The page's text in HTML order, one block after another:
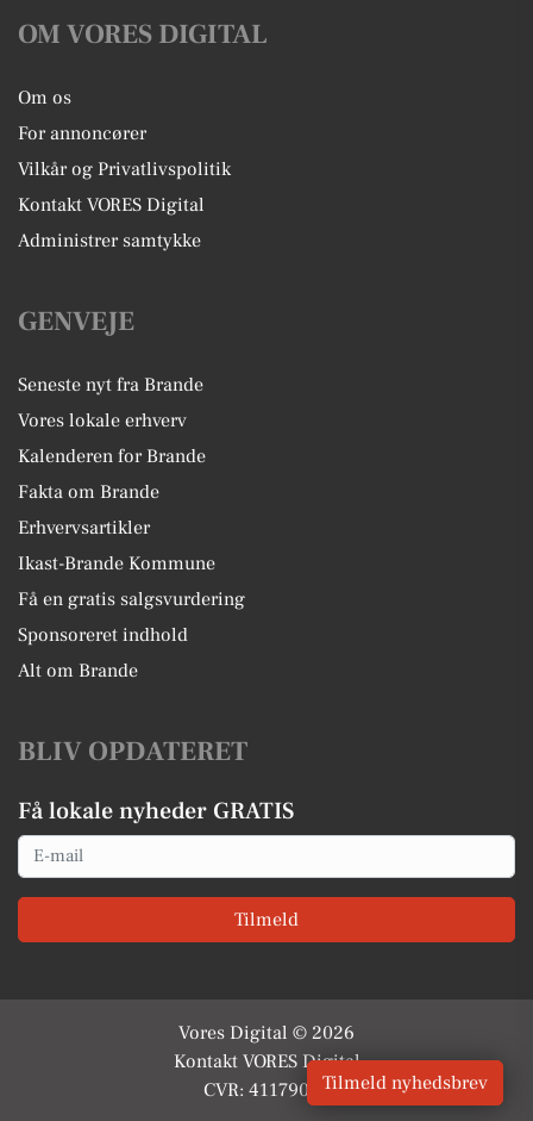
OM VORES DIGITAL
Om os
For annoncører
Vilkår og Privatlivspolitik
Kontakt VORES Digital
Administrer samtykke
GENVEJE
Seneste nyt fra Brande
Vores lokale erhverv
Kalenderen for Brande
Fakta om Brande
Erhvervsartikler
Ikast-Brande Kommune
Få en gratis salgsvurdering
Sponsoreret indhold
Alt om Brande
BLIV OPDATERET
Få lokale nyheder GRATIS
Email
Tilmeld
Vores Digital © 2026
Kontakt VORES Digital
CVR: 41179082Tilmeld nyhedsbrev